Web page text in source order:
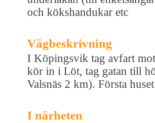
och kökshandukar etc
Vägbeskrivning
I Köpingsvik tag avfart
kör in i Löt, tag gatan till
Valsnäs 2 km). Första
I närheten